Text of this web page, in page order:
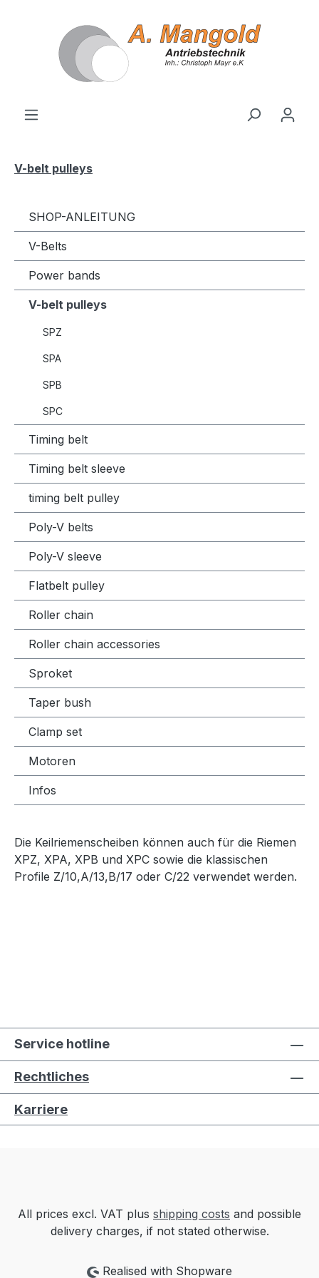
V-belt pulleys
SHOP-ANLEITUNG
V-Belts
Power bands
V-belt pulleys
SPZ
SPA
SPB
SPC
Timing belt
Timing belt sleeve
timing belt pulley
Poly-V belts
Poly-V sleeve
Flatbelt pulley
Roller chain
Roller chain accessories
Sproket
Taper bush
Clamp set
Motoren
Infos
Die Keilriemenscheiben können auch für die Riemen
XPZ, XPA, XPB und XPC sowie die klassischen
Profile Z/10,A/13,B/17 oder C/22 verwendet werden.
Service hotline
Rechtliches
Karriere
All prices excl. VAT plus shipping costs and possible
delivery charges, if not stated otherwise.
Realised with Shopware